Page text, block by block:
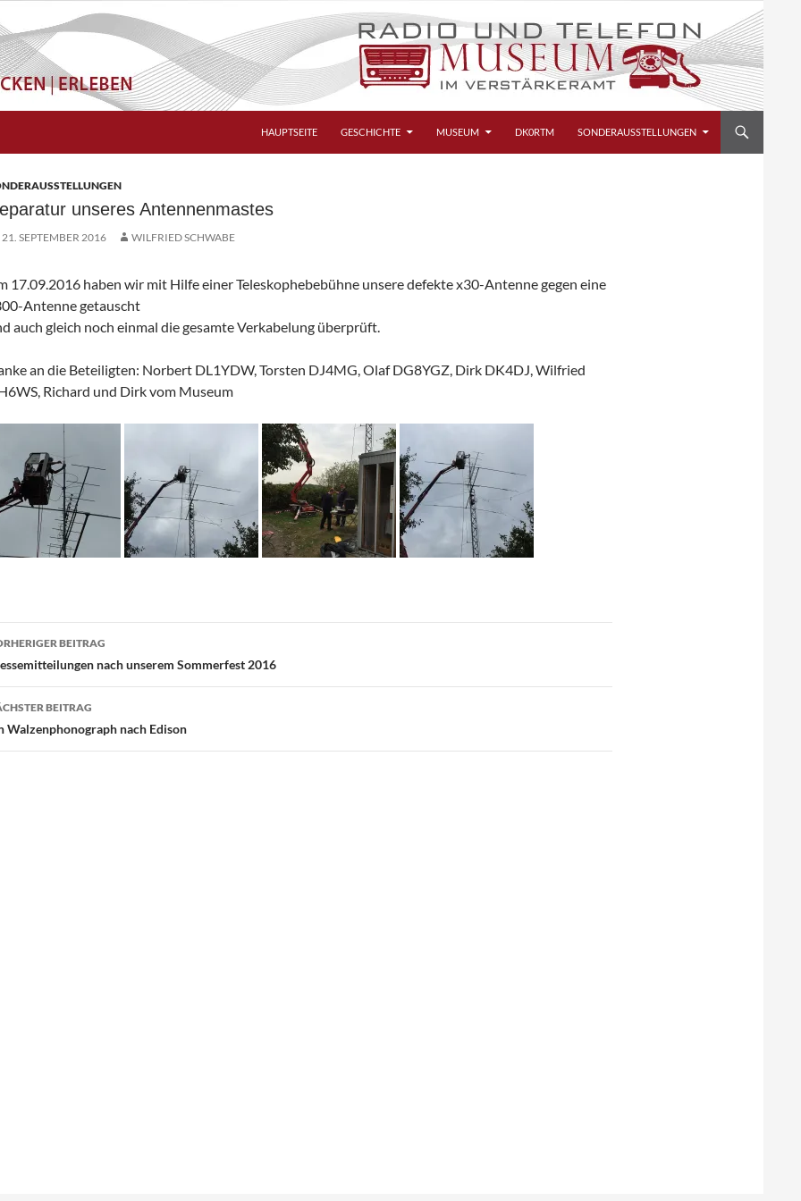
HAUPTSEITE GESCHICHTE MUSEUM DK0RTM SONDERAUSSTELLUNGEN
unseres Antennenmastes
21. SEPTEMBER 2016 WILFRIED SCHWABE
17.09.2016 haben wir mit Hilfe einer Teleskophebebühne unsere defekte x30-Antenne gegen eine
Antenne getauscht
auch gleich noch einmal die gesamte Verkabelung überprüft.
an die Beteiligten: Norbert DL1YDW, Torsten DJ4MG, Olaf DG8YGZ, Dirk DK4DJ, Wilfried
Richard und Dirk vom Museum
BEITRAG
nach unserem Sommerfest 2016
BEITRAG
Walzenphonograph nach Edison